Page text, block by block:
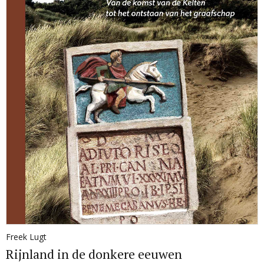
Freek Lugt
Rijnland in de donkere eeuwen